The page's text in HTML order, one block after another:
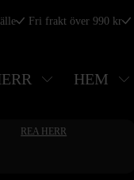
Fri frakt över 990 kr
HEM
REA HERR